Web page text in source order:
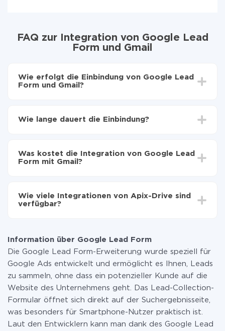
FAQ zur Integration von Google Lead
Form und Gmail
Wie erfolgt die Einbindung von Google Lead
Form und Gmail?
Gmail zu übertragen
Lead Form auf Gmail übertragen
Wie lange dauert die Einbindung?
Im Durchschnitt dauert es 10-15 Minuten.
Was kostet die Integration von Google Lead
Form mit Gmail?
zahlen nur für die Datenmenge, die über unseren
Service von einem System auf ein anderes übertragen
Weitere Informationen zu
Tarifen
Wie viele Integrationen von Apix-Drive sind
verfügbar?
Information über Google Lead Form
Die Google Lead Form-Erweiterung wurde speziell für
Google Ads entwickelt und ermöglicht es Ihnen, Leads
zu sammeln, ohne dass ein potenzieller Kunde auf die
Website des Unternehmens geht. Das Lead-Collection-
Formular öffnet sich direkt auf der Suchergebnisseite,
was besonders für Smartphone-Nutzer praktisch ist.
Laut den Entwicklern kann man dank des Google Lead